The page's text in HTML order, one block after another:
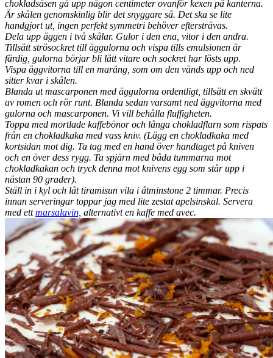
chokladsåsen gå upp någon centimeter ovanför kexen på kanterna.
Är skålen genomskinlig blir det snyggare så. Det ska se lite
handgjort ut, ingen perfekt symmetri behöver eftersträvas.
Dela upp äggen i två skålar. Gulor i den ena, vitor i den andra.
Tillsätt strösockret till äggulorna och vispa tills emulsionen är
färdig, gulorna börjar bli lätt vitare och sockret har lösts upp.
Vispa äggvitorna till en maräng, som om den vänds upp och ned
sitter kvar i skålen.
Blanda ut mascarponen med äggulorna ordentligt, tillsätt en skvätt
av romen och rör runt. Blanda sedan varsamt ned äggvitorna med
gulorna och mascarponen. Vi vill behålla fluffigheten.
Toppa med mortlade kaffebönor och långa chokladflarn som rispats
från en chokladkaka med vass kniv. (Lägg en chokladkaka med
kortsidan mot dig. Ta tag med en hand över handtaget på kniven
och en över dess rygg. Ta spjärn med båda tummarna mot
chokladkakan och tryck denna mot knivens egg som står upp i
nästan 90 grader).
Ställ in i kyl och låt tiramisun vila i åtminstone 2 timmar. Precis
innan serveringar toppar jag med lite zestat apelsinskal. Servera
med ettmarsalavin, alternativt en kaffe med avec.